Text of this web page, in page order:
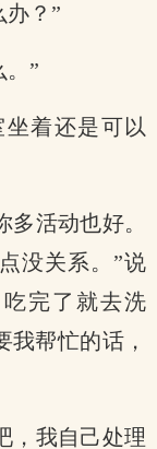
办？”
。”
着还是可以
活动也好。
没关系。”说
完了就去洗
帮忙的话，
，我自己处理